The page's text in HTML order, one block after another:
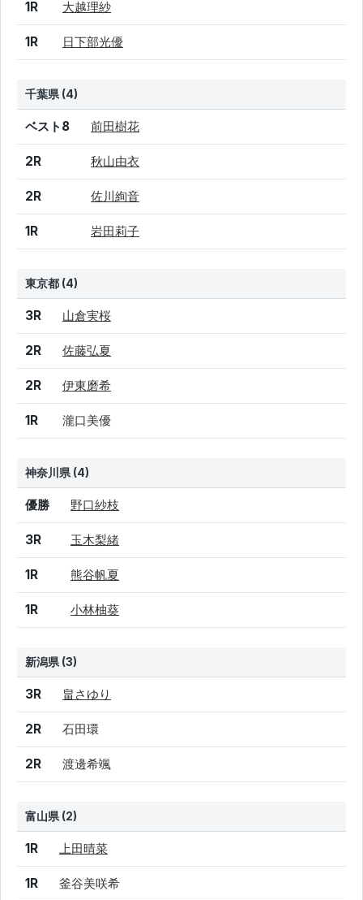
1R 大越理紗
1R 日下部光優
千葉県 (4)
結果 シード 選手名
ベスト8 前田樹花
2R 秋山由衣
2R 佐川絢音
1R 岩田莉子
東京都 (4)
結果 シード 選手名
3R 山倉実桜
2R 佐藤弘夏
2R 伊東磨希
1R 瀧口美優
神奈川県 (4)
結果 シード 選手名
優勝 野口紗枝
3R 玉木梨緒
1R 熊谷帆夏
1R 小林柚葵
新潟県 (3)
結果 シード 選手名
3R 畠さゆり
2R 石田環
2R 渡邊希颯
富山県 (2)
結果 シード 選手名
1R 上田晴菜
1R 釜谷美咲希